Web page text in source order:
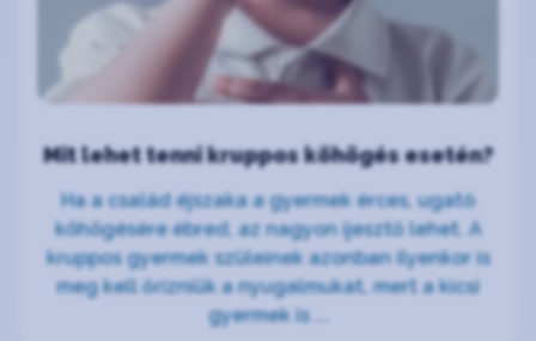
Mit lehet tenni kruppos köhögés esetén?
Ha a család éjszaka a gyermek érces, ugató
köhögésére ébred, az nagyon ijesztő lehet. A
kruppos gyermek szüleinek azonban ilyenkor is
meg kell őrizniük a nyugalmukat, mert a kicsi
gyermek is ...